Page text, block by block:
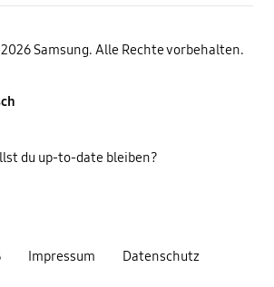
Samsung. Alle Rechte vorbehalten.
Impressum Datenschutz
du up-to-date bleiben?